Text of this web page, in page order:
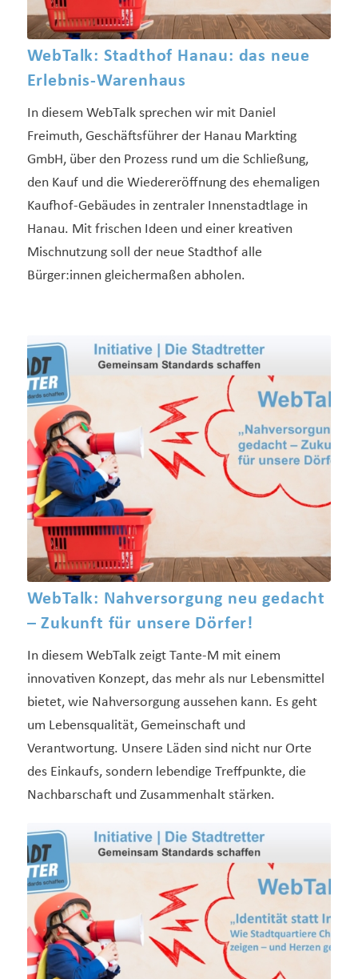
WebTalk: Stadthof Hanau: das neue
Erlebnis-Warenhaus
In diesem WebTalk sprechen wir mit Daniel
Freimuth, Geschäftsführer der Hanau Markting
GmbH, über den Prozess rund um die Schließung,
den Kauf und die Wiedereröffnung des ehemaligen
Kaufhof-Gebäudes in zentraler Innenstadtlage in
Hanau. Mit frischen Ideen und einer kreativen
Mischnutzung soll der neue Stadthof alle
Bürger:innen gleichermaßen abholen.
WebTalk: Nahversorgung neu gedacht
– Zukunft für unsere Dörfer!
In diesem WebTalk zeigt Tante-M mit einem
innovativen Konzept, das mehr als nur Lebensmittel
bietet, wie Nahversorgung aussehen kann. Es geht
um Lebensqualität, Gemeinschaft und
Verantwortung. Unsere Läden sind nicht nur Orte
des Einkaufs, sondern lebendige Treffpunkte, die
Nachbarschaft und Zusammenhalt stärken.